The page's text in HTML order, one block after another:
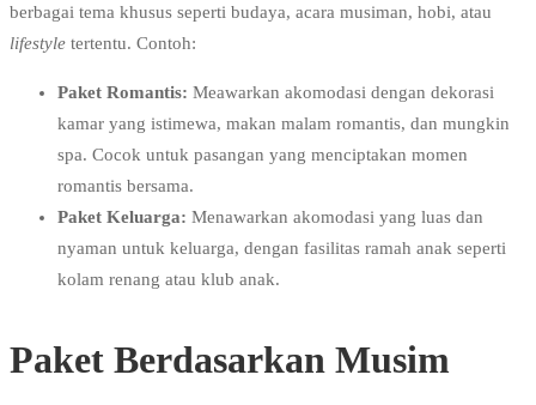
berbagai tema khusus seperti budaya, acara musiman, hobi, atau
lifestyle tertentu. Contoh:
Paket Romantis: Meawarkan akomodasi dengan dekorasi
kamar yang istimewa, makan malam romantis, dan mungkin
spa. Cocok untuk pasangan yang menciptakan momen
romantis bersama.
Paket Keluarga: Menawarkan akomodasi yang luas dan
nyaman untuk keluarga, dengan fasilitas ramah anak seperti
kolam renang atau klub anak.
Paket Berdasarkan Musim